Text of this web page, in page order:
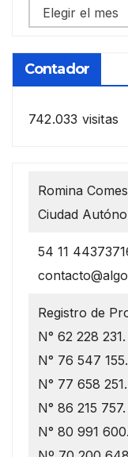
Notas
anteriores
Contador
742.033 visitas
Romina
Ciudad
54 11
Registro de
N° 62 228
N° 76 547
N° 77 658
N° 86 215
N° 80 991